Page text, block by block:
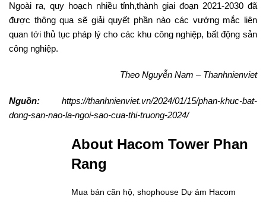
Ngoài ra, quy hoạch nhiều tỉnh,thành giai đoạn 2021-2030 đã
được thông qua sẽ giải quyết phần nào các vướng mắc liên
quan tới thủ tục pháp lý cho các khu công nghiệp, bất động sản
công nghiệp.
Theo Nguyễn Nam – Thanhnienviet
Nguồn: https://thanhnienviet.vn/2024/01/15/phan-khuc-bat-
dong-san-nao-la-ngoi-sao-cua-thi-truong-2024/
About Hacom Tower Phan
Rang
Mua bán căn hộ, shophouse Dự ám Hacom